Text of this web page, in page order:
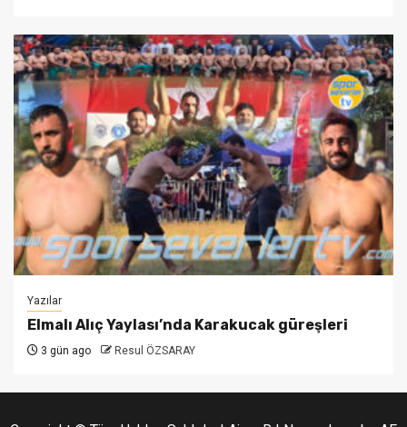
Yazılar
Elmalı Alıç Yaylası’nda Karakucak güreşleri
3 gün ago Resul ÖZSARAY